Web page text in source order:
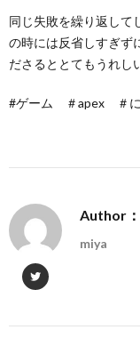
同じ失敗を繰り返して
の時には反省しすぎず
ださるととてもうれし
#ゲーム ＃apex ＃に
Author
miya